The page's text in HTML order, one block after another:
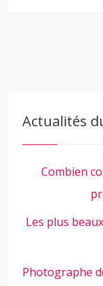
Actualités
Combien
Les plus
Photographe